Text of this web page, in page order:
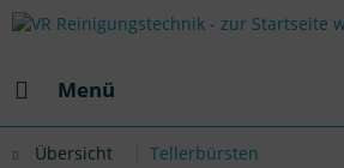
Menü
Übersicht Tellerbürsten